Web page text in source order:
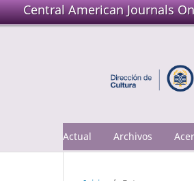
Central American Journals
Actual Archivos